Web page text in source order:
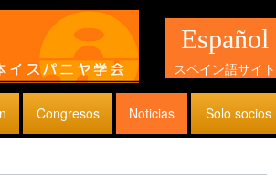
Español
スペイン語サイト
Congresos Noticias Solo socios